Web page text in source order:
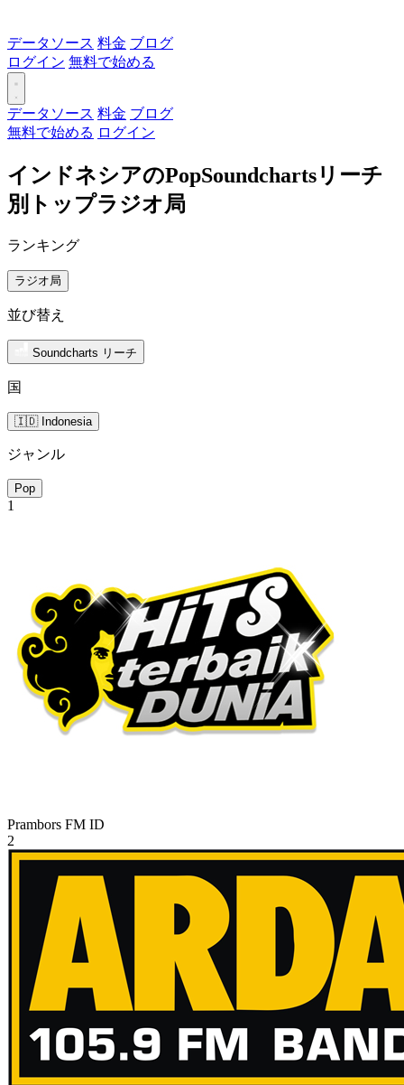
データソース 料金 ブログ
ログイン 無料で始める
データソース 料金 ブログ
無料で始める ログイン
インドネシアのPopSoundchartsリーチ
別トップラジオ局
ランキング
ラジオ局
並び替え
Soundcharts リーチ
国
🇮🇩 Indonesia
ジャンル
Pop
1
Prambors FM ID
2